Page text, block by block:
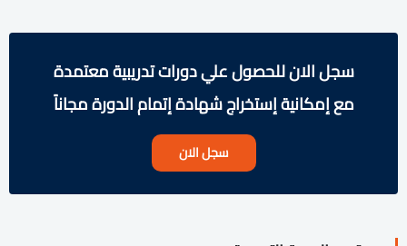
سجل الان للحصول علي دورات تدريبية معتمدة
مع إمكانية إستخراج شهادة إتمام الدورة مجاناً
سجل الان